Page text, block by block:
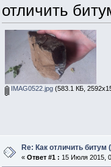
отличить
IMAG0522.jpg(583.1 КБ,
Re: Как отличить битум
« Ответ #1 : 15 Июля 2015,